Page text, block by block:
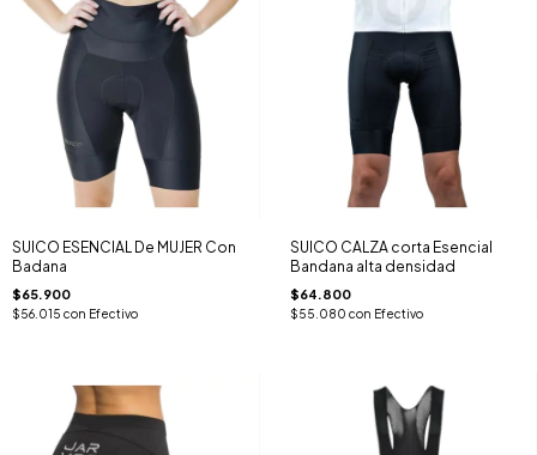
SUICO ESENCIAL De MUJER Con
Badana
$65.900
$56.015 con Efectivo
SUICO CALZA corta Esencial
Bandana alta densidad
$64.800
$55.080 con Efectivo